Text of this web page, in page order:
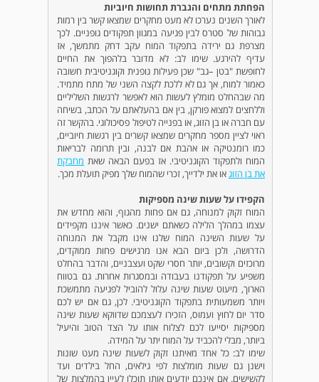
הפחתת מתחים והגברת תחושות חיוביות
לאורך השנים נערכו לא מעט מחקרים שמצאו קשר בין רמות
גבוהות של סטרס לבין פגיעה במגוון תפקודים גופניים. לכך
מצרפת גם ירידה בתפקוד המוח עקב דחק מתמשך, אז
עדיף להירגע. שימו לב: לא מדובר בלהפוך את החיים
לחופשת "בטן –גב" שכן פעילות גופנית וקוגניטיבית חשובה
כאמור למוח, אך גם לא ללכת לקצה השני של מתח מתמיד.
מה שבהחלט מומלץ לעשות הוא לאפשר לרגשות השליליים
וללחצים למצוא פורקן, בין אם בהעלאתם על הכתב, בשיחה
עם חברה או בן הזוג, או בפנייה לטיפול פסיכולוגי. בהקשר זה
ראוי לציין מספר מחקרים שמצאו קשרים בין רגשות חיוביים,
כמו רומנטיקה או אהבת אם לבנה, ובין תרומה לבריאות
המוח ולתפקוד הקוגניטיבי. אז בפעם הבאה שאת מחבקת
את בן הזוגאו את ילדייך, זכרי שהמוח שלך מפיק תועלת מכך.
הקפידו על שעות שינה מספיקות
המוח זקוק למנוחה, גם אם פחות מהגוף, והוא מחדש את
עצמו במהלך הלילה כשאתם ישנים. כאשר איננו מקפידים
על שעות השינה המוח שלנו אינו מקבל את המנוחה
הדרושה, ולכן ביום הבא אנו מרגישים פחות ממוקדים,
מרוכזים וקשובים, יותר חסרי שקט ועצבניים, והדבר בהחלט
משפיע על תפקודנו בעבודה ובמסגרות אחרות. גם בטווח
הארוך, מיעוט שעות שינה עלול להוביל לפגיעה מתמשכת
ויותר משמעותית בתפקוד הקוגניטיבי. לכן, גם אם יש לכם
סדר יום לחוץ ועמוס, הזכירו לעצמכם שדווקא שעות שינה
מספיקות יסייעו לכם לצלוח אותו על הצד הטוב והיעיל
ביותר, מבלי להכביד על המוח יתר על המידה.
שימו לב: כל אחד מאיתנו זקוק לשעות שינה מעט שונות
וישנן גם שעות מומלצות לפי גילאים, החל בילדים ועד
לקשישים. אם אינכם יודעים אותן תוכלו לעיין בהמלצות של